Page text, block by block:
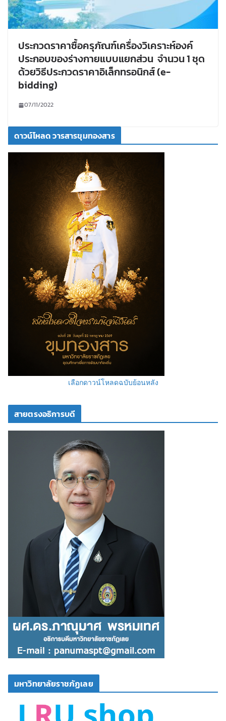
ประกวดราคาซื้อครุภัณฑ์เครื่องวิเคราะห์องค์
ประกอบของร่างกายแบบแยกส่วน จำนวน 1 ชุด
ด้วยวิธีประกวดราคาอิเล็กทรอนิกส์ (e-
bidding)
07/11/2022
ดาวน์โหลด วารสารขุมทองสาร
เลือกดาวน์โหลดฉบับย้อนหลัง
สายตรงอธิการบดี
มหาวิทยาลัยราชภัฏเลย